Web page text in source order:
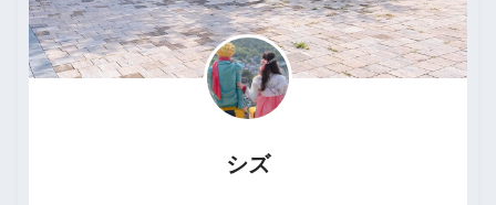
シズ